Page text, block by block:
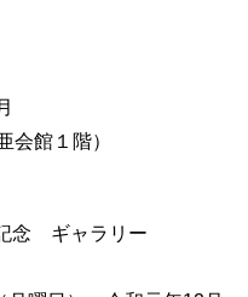
館１階）
念 ギャラリー